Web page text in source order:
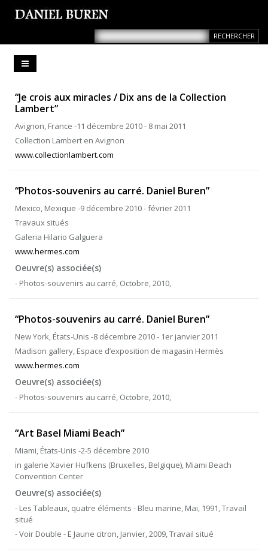
“Je crois aux miracles / Dix ans de la Collection
Lambert”
Avignon, France -11 décembre 2010 - 8 mai 2011
Collection Lambert en Avignon
www.collectionlambert.com
“Photos-souvenirs au carré. Daniel Buren”
Mexico, Mexique -9 décembre 2010 - février 2011
Travaux situés
Galeria Hilario Galguera
www.hermes.com
Oeuvre(s) associée(s)
- Photos-souvenirs au carré, Octobre, 2010,
“Photos-souvenirs au carré. Daniel Buren”
New York, États-Unis -8 décembre 2010 - 1er janvier 2011
Madison gallery, Espace d’exposition de magasin Hermès
www.hermes.com
Oeuvre(s) associée(s)
- Photos-souvenirs au carré, Octobre, 2010,
“Art Basel Miami Beach”
Miami, États-Unis -2-5 décembre 2010
in galerie Xavier Hufkens (Bruxelles, Belgique), Miami Beach
Convention Center
Oeuvre(s) associée(s)
- Les Tableaux, quatre éléments - Bleu marine, Mai, 1991, Travail
situé
- Voir Double - E Jaune citron, Janvier, 2009, Travail situé